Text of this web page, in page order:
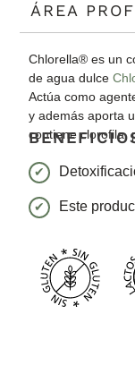
ÁREA
Chlorella® es un
de agua dulce
Actúa como
y además aporta
contiene clorofila,
Este